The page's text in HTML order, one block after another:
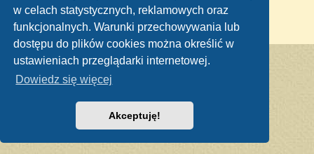
w celach statystycznych, reklamowych oraz
funkcjonalnych. Warunki przechowywania lub
dostępu do plików cookies można określić w
ustawieniach przeglądarki internetowej.
Dowiedz się więcej
Akceptuję!
Technologię dostarcza phpBB ® Forum Software © phpBB Limited
Polski pakiet językowy dostarcza
Zasady ochrony danych osobowych|Regulamin